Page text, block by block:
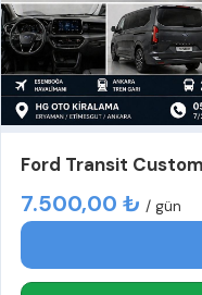
Ford Transit
7.500,00 ₺ / gün